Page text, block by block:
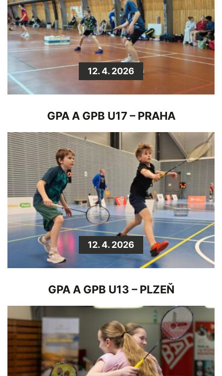
12. 4. 2026
GPA A GPB U17 – PRAHA
12. 4. 2026
GPA A GPB U13 – PLZEŇ